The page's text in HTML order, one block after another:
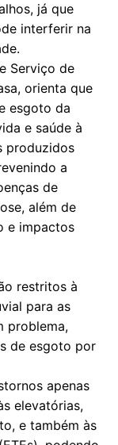
já que
interferir na
Serviço de
orienta que
esgoto da
e saúde à
produzidos
a
de
além de
e impactos
restritos à
para as
problema,
de esgoto por
apenas
elevatórias,
e também às